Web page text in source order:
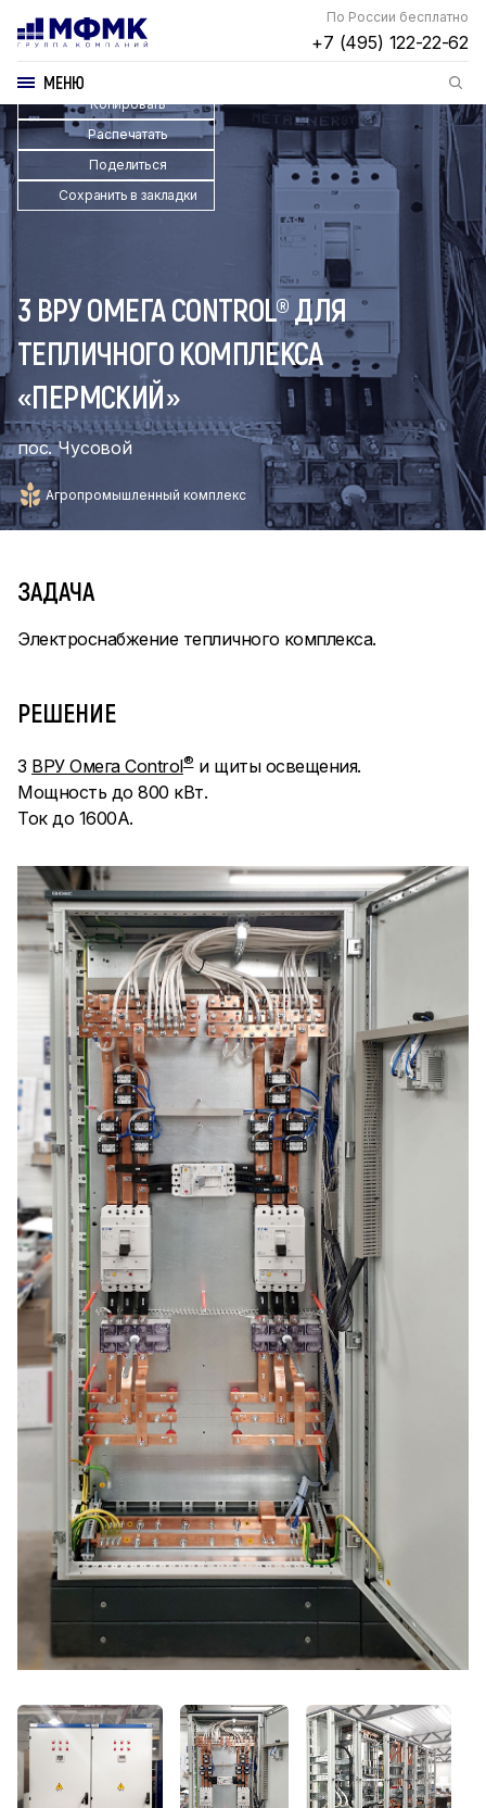
По России бесплатно
+7 (495) 122-22-62
МЕНЮ
Копировать
Распечатать
Поделиться
Сохранить в закладки
3 ВРУ ОМЕГА CONTROL® ДЛЯ
ТЕПЛИЧНОГО КОМПЛЕКСА
«ПЕРМСКИЙ»
пос. Чусовой
Агропромышленный комплекс
ЗАДАЧА
Электроснабжение тепличного комплекса.
РЕШЕНИЕ
3 ВРУ Омега Control®и щиты освещения.
Мощность до 800 кВт.
Ток до 1600А.